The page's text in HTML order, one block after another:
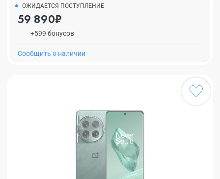
ОЖИДАЕТСЯ ПОСТУПЛЕНИЕ
59 890₽
+599 бонусов
Cообщить о наличии